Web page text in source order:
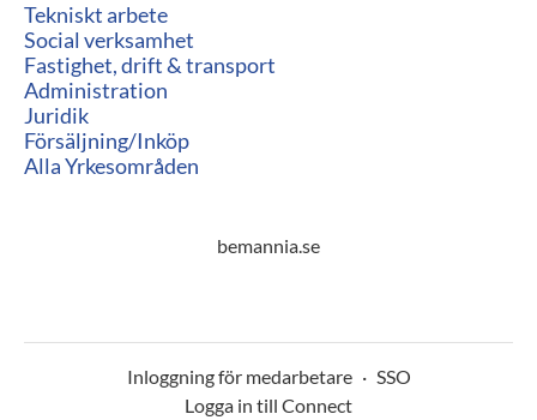
Tekniskt arbete
Social verksamhet
Fastighet, drift & transport
Administration
Juridik
Försäljning/Inköp
Alla Yrkesområden
bemannia.se
Inloggning för medarbetare · SSO
Logga in till Connect